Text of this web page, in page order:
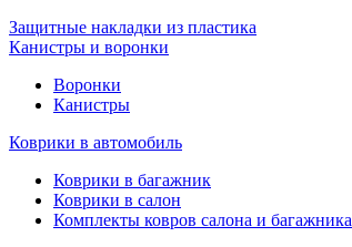
Защитные накладки из пластика
Канистры и воронки
Воронки
Канистры
Коврики в автомобиль
Коврики в багажник
Коврики в салон
Комплекты ковров салона и багажника